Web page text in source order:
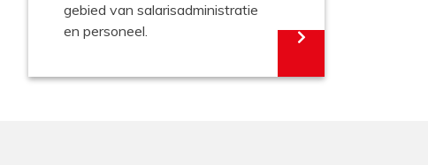
gebied van salarisadministratie
en personeel.